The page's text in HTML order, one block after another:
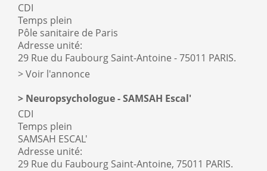
CDI
Temps plein
Pôle sanitaire de Paris
Adresse unité:
29 Rue du Faubourg Saint-Antoine - 75011 PARIS.
Voir l'annonce
Neuropsychologue - SAMSAH Escal'
CDI
Temps plein
SAMSAH ESCAL'
Adresse unité:
29 Rue du Faubourg Saint-Antoine, 75011 PARIS.